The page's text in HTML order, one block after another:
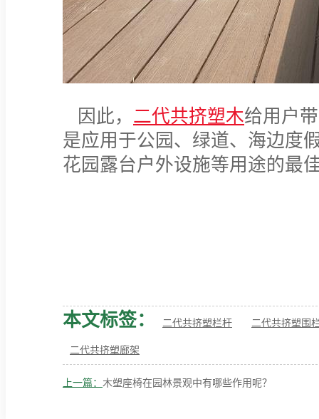
因此， 二代共挤塑木给用户
是应用于公园、绿道、海边度
花园露台户外设施等用途的最
本文标签： 二代共挤塑栏杆 二代共挤塑围
二代共挤塑廊架
上一篇： 木塑座椅在园林景观中有哪些作用呢？